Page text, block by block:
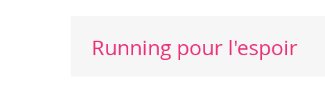
Running pour l'espoir